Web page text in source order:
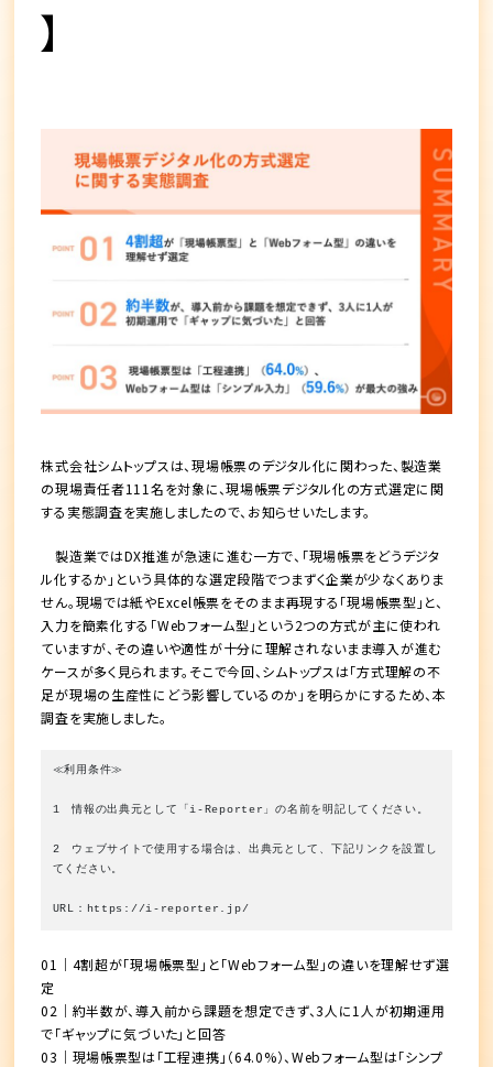
】
株式会社シムトップスは、現場帳票のデジタル化に関わった、製造業
の現場責任者111名を対象に、現場帳票デジタル化の方式選定に関
する実態調査を実施しましたので、お知らせいたします。
製造業ではDX推進が急速に進む一方で、「現場帳票をどうデジタ
ル化するか」という具体的な選定段階でつまずく企業が少なくありま
せん。現場では紙やExcel帳票をそのまま再現する「現場帳票型」と、
入力を簡素化する「Webフォーム型」という2つの方式が主に使われ
ていますが、その違いや適性が十分に理解されないまま導入が進む
ケースが多く見られます。そこで今回、シムトップスは「方式理解の不
足が現場の生産性にどう影響しているのか」を明らかにするため、本
調査を実施しました。
≪利用条件≫
1　情報の出典元として「i-Reporter」の名前を明記してください。
2　ウェブサイトで使用する場合は、出典元として、下記リンクを設置し
てください。
URL：https://i-reporter.jp/
01｜4割超が「現場帳票型」と「Webフォーム型」の違いを理解せず選
定
02｜約半数が、導入前から課題を想定できず、3人に1人が初期運用
で「ギャップに気づいた」と回答
03｜現場帳票型は「工程連携」（64.0%）、Webフォーム型は「シンプ